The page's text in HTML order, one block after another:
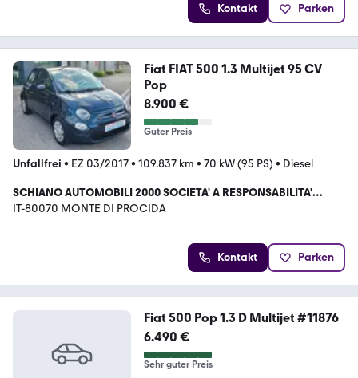
Kontakt Parken
Fiat FIAT 500 1.3 Multijet 95 CV
Pop
8.900 €
Guter Preis
Unfallfrei • EZ 03/2017• 109.837 km • 70 kW (95 PS) • Diesel
SCHIANO AUTOMOBILI 2000 SOCIETA' A RESPONSABILITA'
LIMITATA
IT-80070 MONTE DI PROCIDA
Kontakt Parken
Fiat 500 Pop 1.3 D Multijet #11876
6.490 €
Sehr guter Preis